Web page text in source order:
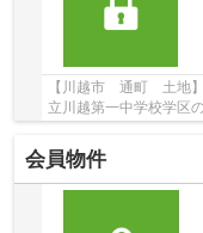
【川越市 通町 土地
立川越第一中学校学区
♪本川越駅徒歩5分、川
会員物件